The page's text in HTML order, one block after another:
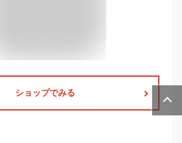
ショップでみる